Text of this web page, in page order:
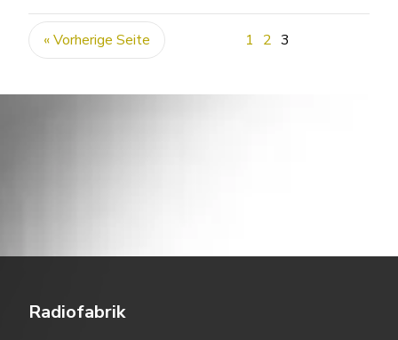
« Vorherige Seite 1 2 3
Radiofabrik